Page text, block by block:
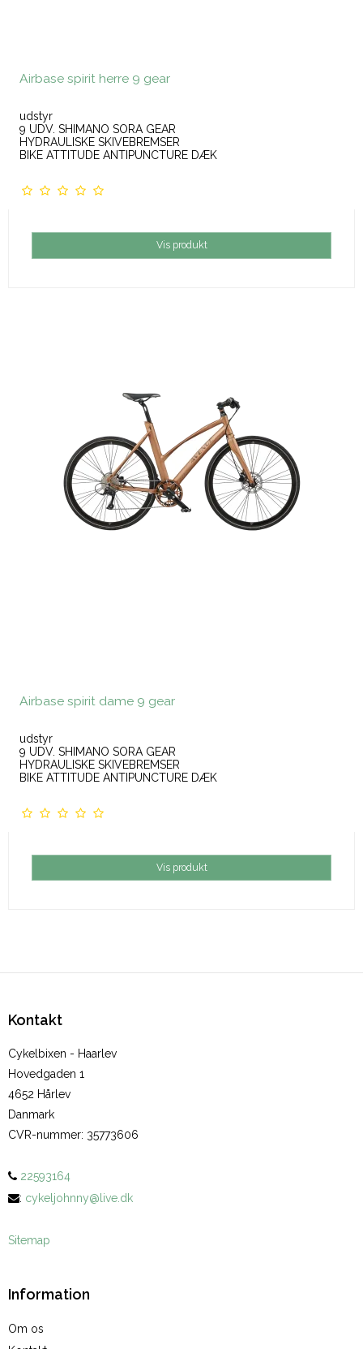
Airbase spirit herre 9 gear
udstyr
9 UDV. SHIMANO SORA GEAR
HYDRAULISKE SKIVEBREMSER
BIKE ATTITUDE ANTIPUNCTURE DÆK
Vis produkt
Airbase spirit dame 9 gear
udstyr
9 UDV. SHIMANO SORA GEAR
HYDRAULISKE SKIVEBREMSER
BIKE ATTITUDE ANTIPUNCTURE DÆK
Vis produkt
Kontakt
Cykelbixen - Haarlev
Hovedgaden 1
4652 Hårlev
Danmark
CVR-nummer: 35773606
22593164
: cykeljohnny@live.dk
Sitemap
Information
Om os